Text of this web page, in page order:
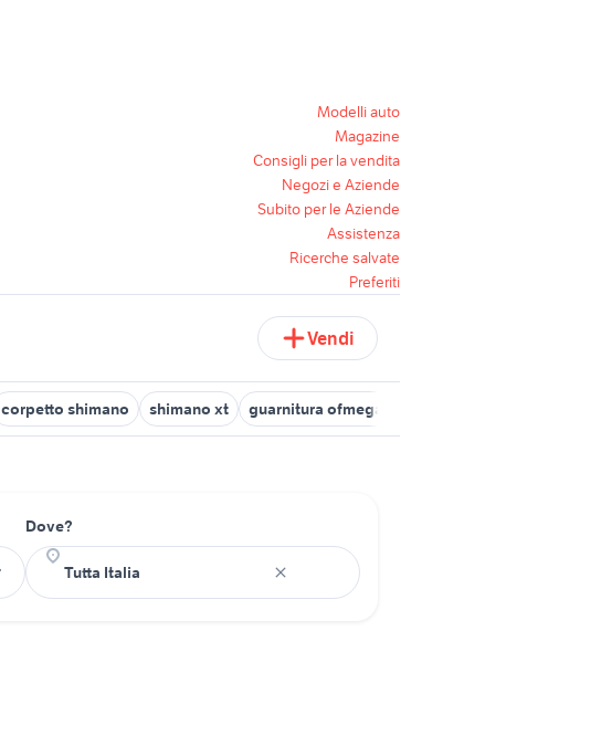
Modelli auto
Magazine
Consigli per la vendita
Negozi e Aziende
Subito per le Aziende
Assistenza
Ricerche salvate
Preferiti
Vendi
corpetto shimano shimano xt guarnitura ofmega
Dove?